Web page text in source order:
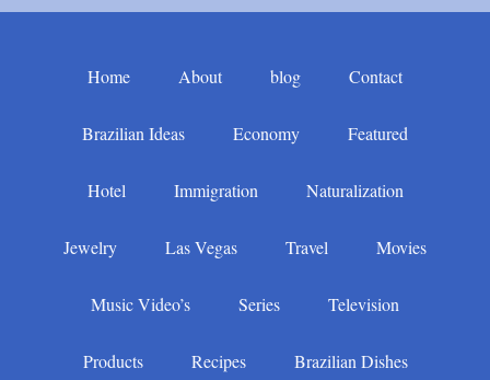
Home About blog Contact
Brazilian Ideas Economy Featured
Hotel Immigration Naturalization
Jewelry Las Vegas Travel Movies
Music Video’s Series Television
Products Recipes Brazilian Dishes